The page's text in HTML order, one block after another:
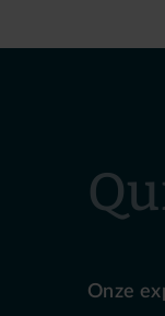
Onze